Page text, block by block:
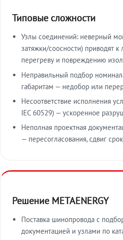
Типовые сложности
Узлы соединений: неверный
затяжки/соосности) приводят к
перегреву и повреждению
Неправильный подбор
габаритам — недобор или
Несоответствие исполнения
IEC 60529) — ускоренное
Неполная проектная
— пересогласования, сдвиг
Решение METAENERGY
Поставка шинопровода с
документацией и узлами по